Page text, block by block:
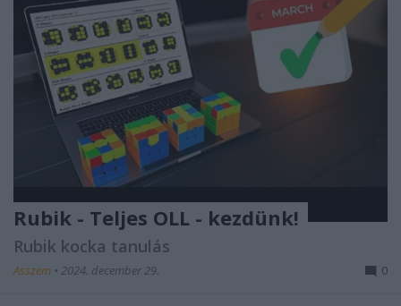
Rubik - Teljes OLL - kezdünk!
Rubik kocka tanulás
Asszem • 2024. december 29. 0